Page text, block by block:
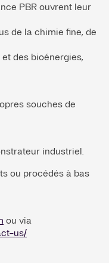
PBR ouvrent leur
de la chimie fine, de
des bioénergies,
souches de
industriel.
ou procédés à bas
us/